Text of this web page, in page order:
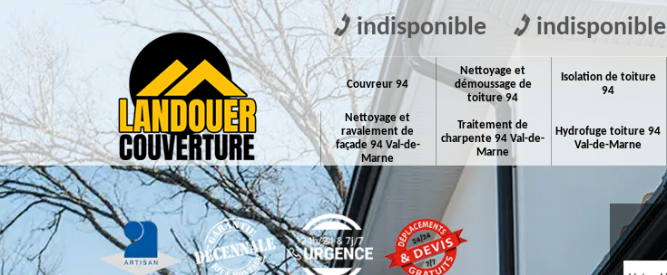
indisponible indisponible
Couvreur 94
Nettoyage et
démoussage de
toiture 94
Isolation de toiture
94
Nettoyage et
ravalement de
façade 94 Val-de-
Marne
Traitement de
charpente 94 Val-de-
Marne
Hydrofuge toiture 94
Val-de-Marne